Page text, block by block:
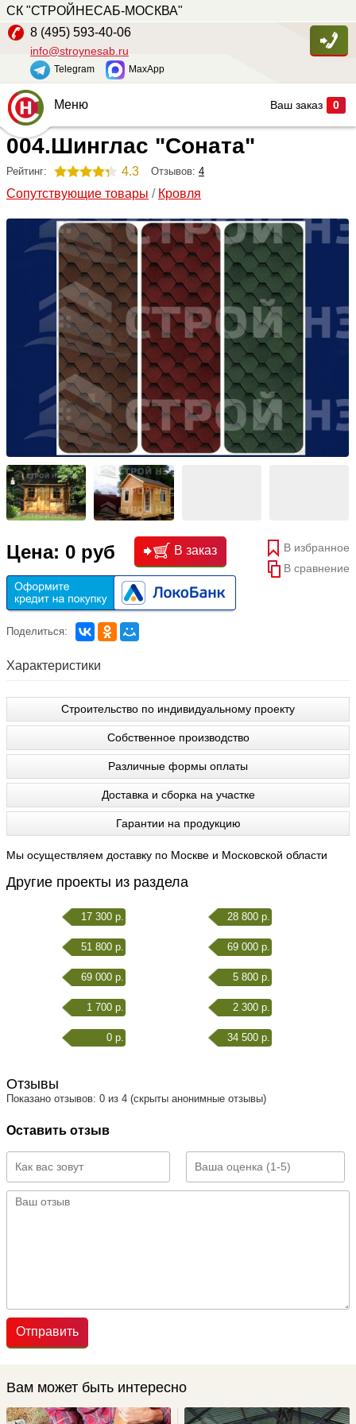
СК "СТРОЙНЕСАБ-МОСКВА"
8 (495) 593-40-06
info@stroynesab.ru
Telegram MaxApp
Ваш заказ 0
Главная
Каталог
Услуги
Наши работы
Сопутствующие товары
О компании
Контакты
Меню
004.Шинглас "Соната"
Рейтинг: 4.3 Отзывов: 4
Сопутствующие товары / Кровля
Цена: 0 руб
В избранное
В сравнение
В заказ
Поделиться:
Характеристики
Строительство по индивидуальному проекту
Собственное производство
Различные формы оплаты
Доставка и сборка на участке
Гарантии на продукцию
Мы осуществляем доставку по Москве и Московской области
Другие проекты из раздела
17 300 р. 28 800 р.
51 800 р. 69 000 р.
69 000 р. 5 800 р.
1 700 р. 2 300 р.
0 р. 34 500 р.
Отзывы
Показано отзывов: 0 из 4 (скрыты анонимные отзывы)
Оставить отзыв
Отправить
Вам может быть интересно